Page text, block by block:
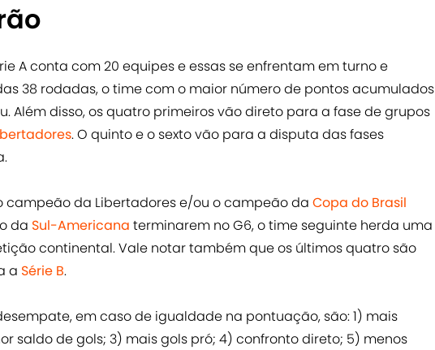
A conta com 20 equipes e essas se enfrentam em turno e
38 rodadas, o time com o maior número de pontos acumulados
Além disso, os quatro primeiros vão direto para a fase de grupos
. O quinto e o sexto vão para a disputa das fases
campeão da Libertadores e/ou o campeão da Copa do Brasil
da Sul-Americana terminarem no G6, o time seguinte herda uma
continental. Vale notar também que os últimos quatro são
a Série B.
em caso de igualdade na pontuação, são: 1) mais
saldo de gols; 3) mais gols pró; 4) confronto direto; 5) menos